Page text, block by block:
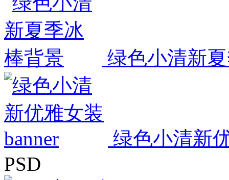
绿色小清新
绿色小清新
PSD